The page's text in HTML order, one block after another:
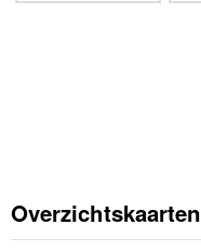
Overzichtskaarten